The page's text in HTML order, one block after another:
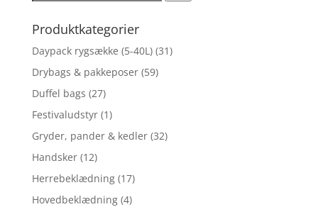
Produktkategorier
Daypack rygsække (5-40L) (31)
Drybags & pakkeposer (59)
Duffel bags (27)
Festivaludstyr (1)
Gryder, pander & kedler (32)
Handsker (12)
Herrebeklædning (17)
Hovedbeklædning (4)